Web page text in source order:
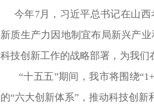
今年7月，习近平总书记在山
新质生产力因地制宜布局新兴产
科技创新工作的战略部署，为我们
“十五五”期间，我市将围绕
的“六大创新体系”，推动科技创